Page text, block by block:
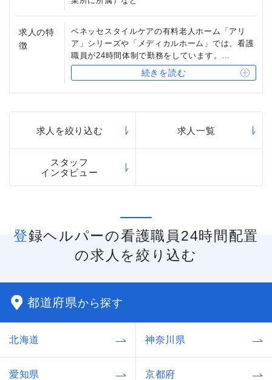
ルパーを採用している会社はベネッセ以外ではほ
とんど例がありません。
住宅型有料老人ホームで働く場合は、施設の中で
訪問介護のサービスを行うことになるので、ご利
ん。ヘルパー同士で情報共有や相談をしながら、
求人の特
徴
ベネッセスタイルケアの有料老人ホーム「アリ
ア」シリーズや「メディカルホーム」では、看護
職員が24時間体制で勤務をしています。
ご入居者様に万が一のことがあっても、看護職員
と即座に現場で連携して「胃ろう」「痰の吸引」
などの医療的ケアの対応が可能なので、夜間でも
続きを読む
求人を絞り込む 求人一覧
スタッフ
インタビュー
登録ヘルパーの看護職員24時間配置
の求人を絞り込む
都道府県から探す
北海道 神奈川県
愛知県 京都府